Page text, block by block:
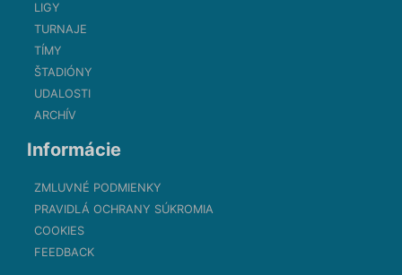
LIGY
TURNAJE
TÍMY
ŠTADIÓNY
UDALOSTI
ARCHÍV
Informácie
ZMLUVNÉ PODMIENKY
PRAVIDLÁ OCHRANY SÚKROMIA
COOKIES
FEEDBACK